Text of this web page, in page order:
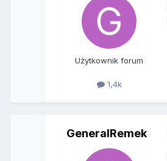
Użytkownik forum
1,4k
GeneralRemek